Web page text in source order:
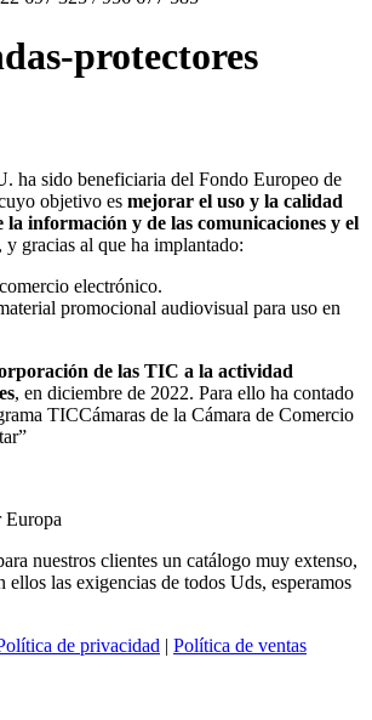
protectores
ha sido beneficiaria del Fondo Europeo de
objetivo es mejorar el uso y la calidad
la información y de las comunicaciones y el
, y gracias al que ha implantado:
electrónico.
promocional audiovisual para uso en
de las TIC a la actividad
, en diciembre de 2022. Para ello ha contado
TICCámaras de la Cámara de Comercio
Europa
nuestros clientes un catálogo muy extenso,
ellos las exigencias de todos Uds, esperamos
de privacidad | Política de ventas